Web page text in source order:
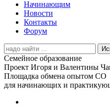
Начинающим
Новости
Контакты
Форум
Search
for:
Семейное образование
Проект Игоря и Валентины
Площадка обмена опытом СО
для начинающих и